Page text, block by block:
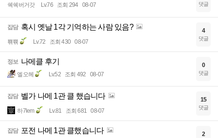
쉑쉑버거갓 Lv.76 조회 294 08-07 댓글
잡담 혹시 옛날 1각 기억하는 사람 있음?
뾲쀾 Lv.72 조회 430 08-07
4
댓글
정보 나메클 후기
엘오헤 Lv.52 조회 492 08-07
0
댓글
잡담 벨가 나메 1관 클 했습니다
하7lem Lv.81 조회 681 08-07
15
댓글
잡담 포전 나메 1관 클했습니다 2